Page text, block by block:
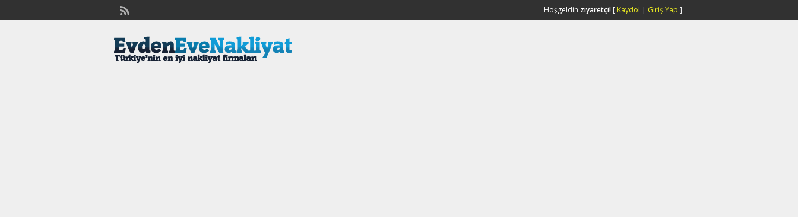
Hoşgeldin ziyaretçi! [ Kaydol | Giriş Yap ]